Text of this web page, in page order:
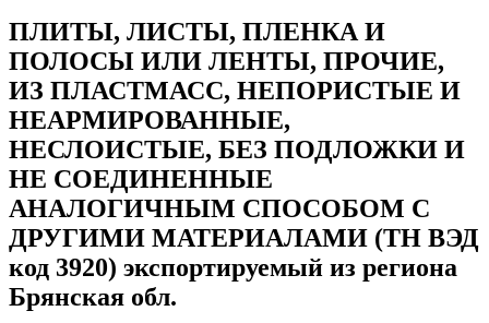
ПЛИТЫ, ЛИСТЫ, ПЛЕНКА И
ПОЛОСЫ ИЛИ ЛЕНТЫ, ПРОЧИЕ,
ИЗ ПЛАСТМАСС, НЕПОРИСТЫЕ И
НЕАРМИРОВАННЫЕ,
НЕСЛОИСТЫЕ, БЕЗ ПОДЛОЖКИ И
НЕ СОЕДИНЕННЫЕ
АНАЛОГИЧНЫМ СПОСОБОМ С
ДРУГИМИ МАТЕРИАЛАМИ (ТН ВЭД
код 3920) экспортируемый из региона
Брянская обл.